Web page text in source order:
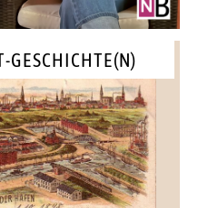
GESCHICHTE(N)